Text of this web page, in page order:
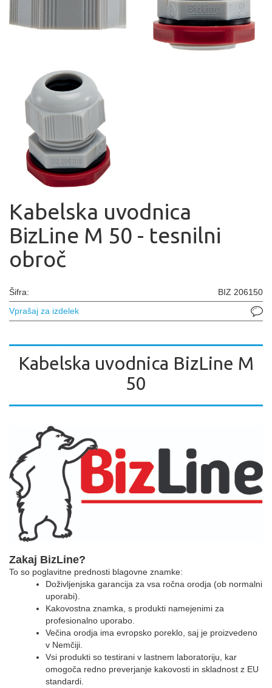
Kabelska uvodnica
BizLine M 50 - tesnilni
obroč
Šifra:
BIZ 206150
Vprašaj za izdelek
Kabelska uvodnica BizLine M
50
Zakaj BizLine?
To so poglavitne prednosti blagovne znamke:
Doživljenjska garancija za vsa ročna orodja (ob normalni
uporabi).
Kakovostna znamka, s produkti namejenimi za
profesionalno uporabo.
Večina orodja ima evropsko poreklo, saj je proizvedeno
v Nemčiji.
Vsi produkti so testirani v lastnem laboratoriju, kar
omogoča redno preverjanje kakovosti in skladnost z EU
standardi.